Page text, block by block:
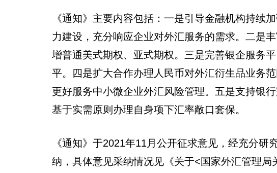
《通知》主要内容包括：一是引导金融机构持续
力建设，充分响应企业对外汇服务的需求。二是
增普通美式期权、亚式期权。三是完善银企服务
平。四是扩大合作办理人民币对外汇衍生品业务
更好服务中小微企业外汇风险管理。五是支持银
基于实需原则办理自身项下汇率敞口套保。
《通知》于2021年11月公开征求意见，经充分研
纳，具体意见采纳情况见《关于<国家外汇管理